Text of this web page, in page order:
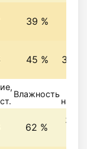
39 %
45 % 3.8
Влажность
62 %
3.4